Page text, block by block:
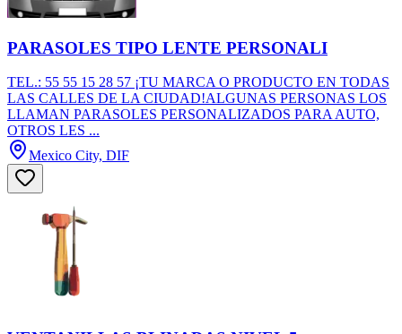
PARASOLES TIPO LENTE PERSONALI
TEL.: 55 55 15 28 57 ¡TU MARCA O PRODUCTO EN TODAS
LAS CALLES DE LA CIUDAD!ALGUNAS PERSONAS LOS
LLAMAN PARASOLES PERSONALIZADOS PARA AUTO,
OTROS LES ...
Mexico City, DIF